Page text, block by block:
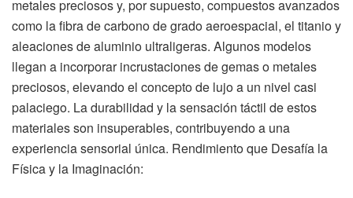
metales preciosos y, por supuesto, compuestos avanzados
como la fibra de carbono de grado aeroespacial, el titanio y
aleaciones de aluminio ultraligeras. Algunos modelos
llegan a incorporar incrustaciones de gemas o metales
preciosos, elevando el concepto de lujo a un nivel casi
palaciego. La durabilidad y la sensación táctil de estos
materiales son insuperables, contribuyendo a una
experiencia sensorial única. Rendimiento que Desafía la
Física y la Imaginación: